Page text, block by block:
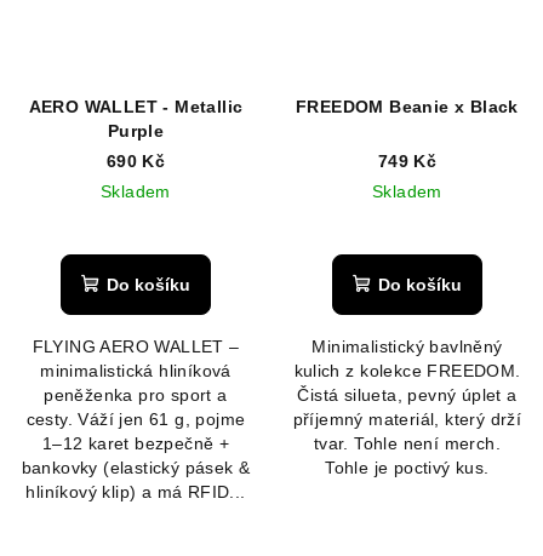
AERO WALLET - Metallic
Purple
690 Kč
Skladem
hodnocení
produktu
z
5
hvězdiček.
Do košíku
FLYING AERO WALLET –
minimalistická hliníková
peněženka pro sport a
cesty. Váží jen 61 g, pojme
1–12 karet bezpečně +
bankovky (elastický pásek &
hliníkový klip) a má RFID...
FREEDOM Beanie x Black
749 Kč
Skladem
Do košíku
Minimalistický bavlněný
kulich z kolekce FREEDOM.
Čistá silueta, pevný úplet a
příjemný materiál, který drží
tvar. Tohle není merch.
Tohle je poctivý kus.